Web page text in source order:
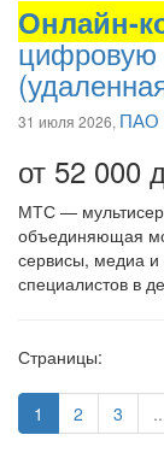
Онлайн-
цифровую
31 июля 2026, ПАО
от 52 000
МТС —
объединяющая
сервисы, медиа
специалистов в
Страницы:
1 2 3